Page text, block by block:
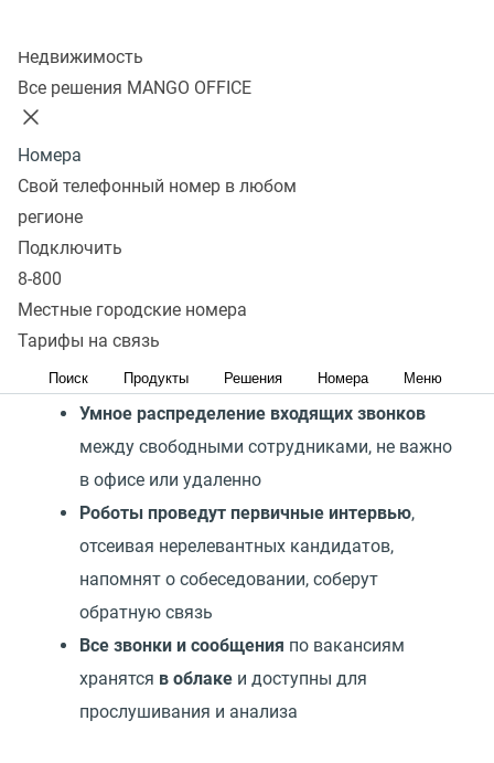
Недвижимость
Все решения MANGO OFFICE
Номера
Свой телефонный номер в любом
регионе
Подключить
8-800
Местные городские номера
Тарифы на связь
Поиск Продукты Решения Номера Меню
Нас выбирают HR-отделы
Автоматизированный обзвон
ручных действий, больше времени на
диалоги с кандидатами
Умное распределение входящих звонков
между свободными сотрудниками, не важно
в офисе или удаленно
Роботы проведут первичные интервью,
отсеивая нерелевантных кандидатов,
напомнят о собеседовании, соберут
обратную связь
Все звонки и сообщения по вакансиям
хранятся в облаке и доступны для
прослушивания и анализа